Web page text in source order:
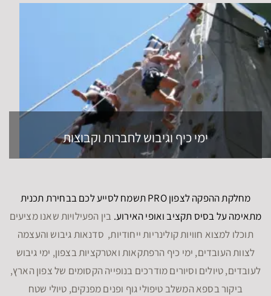
ימי כיף וגיבוש לחברות וקבוצות
מחלקת ההפקה לצפון PRO תשמח לסייע לכם בבחירת תכנית
מתאימה על בסיס תקציב ואופי האירוע. בין הפעילויות שאנו מציעים
תוכלו למצוא חוויות קולינריות ייחודיות, סדנאות גיבוש והעצמה
לצוות העובדים, ימי כיף הרפתקאות ואטרקציות בצפון, ימי גיבוש
לעובדים, טיולים וסיורים מודרכים בנופייה הקסומים של צפון הארץ,
ביקור בספא המשלב טיפולי גוף ופנים מפנקים, טיולי שטח